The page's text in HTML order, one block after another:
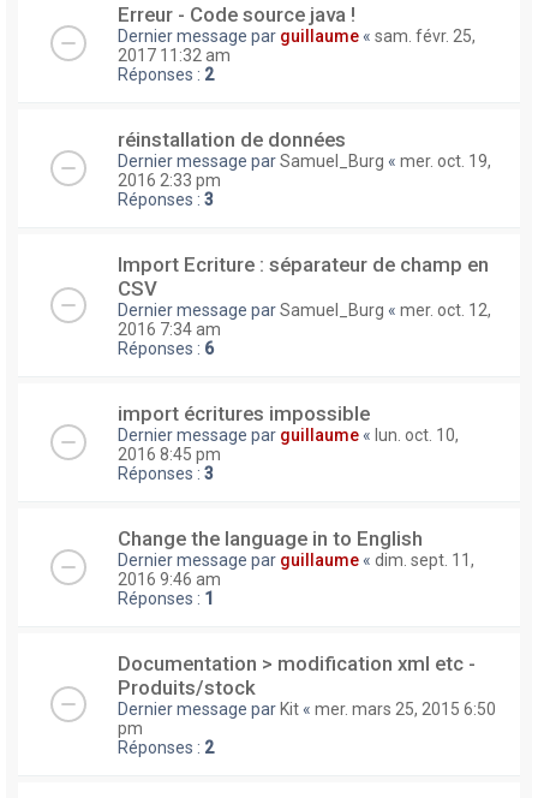
Erreur - Code source java !
Dernier message par guillaume « sam. févr. 25,
2017 11:32 am
Réponses : 2
réinstallation de données
Dernier message parSamuel_Burg « mer. oct. 19,
2016 2:33 pm
Réponses : 3
Import Ecriture : séparateur de champ en
CSV
Dernier message parSamuel_Burg « mer. oct. 12,
2016 7:34 am
Réponses : 6
import écritures impossible
Dernier message par guillaume « lun. oct. 10,
2016 8:45 pm
Réponses : 3
Change the language in to English
Dernier message par guillaume « dim. sept. 11,
2016 9:46 am
Réponses : 1
Documentation > modification xml etc -
Produits/stock
Dernier message parKit « mer. mars 25, 2015 6:50
pm
Réponses : 2